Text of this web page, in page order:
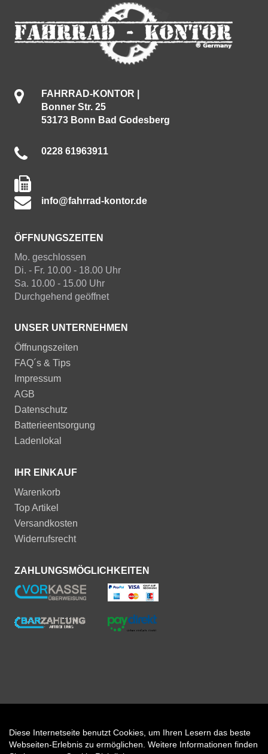
FAHRRAD-KONTOR |
Bonner Str. 25
53173 Bonn Bad Godesberg
0228 61963911
info@fahrrad-kontor.de
ÖFFNUNGSZEITEN
Mo. geschlossen
Di. - Fr. 10.00 - 18.00 Uhr
Sa. 10.00 - 15.00 Uhr
Durchgehend geöffnet
UNSER UNTERNEHMEN
Öffnungszeiten
FAQ´s & Tips
Impressum
AGB
Datenschutz
Batterieentsorgung
Ladenlokal
IHR EINKAUF
Warenkorb
Top Artikel
Versandkosten
Widerrufsrecht
ZAHLUNGSMÖGLICHKEITEN
Diese Internetseite benutzt Cookies, um Ihren Lesern das beste
Webseiten-Erlebnis zu ermöglichen. Weitere Informationen finden
Auftrag widerrufen